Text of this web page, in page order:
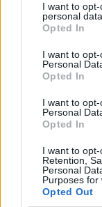
I want to
personal data.
Opted In
I want to
Personal
Opted In
I want to
Personal
Opted In
I want to opt-
Retention,
Personal
Purposes for
Opted Out
Πράγματι, η
Kαι αν
σήμερα είναι
οποίο νομίζω
με το
γιατί μέχρι
Πρόεδρο
αυτή